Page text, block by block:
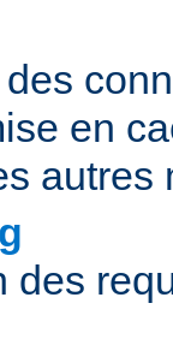
en
autres
des